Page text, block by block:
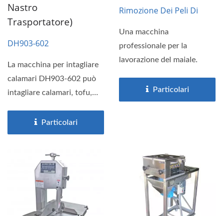
Nastro
Trasportatore)
DH903-602
La macchina per intagliare
calamari DH903-602 può
intagliare calamari, tofu,
Particolari
Rimozione Dei Peli Di
Una macchina
professionale per la
lavorazione del maiale.
Particolari